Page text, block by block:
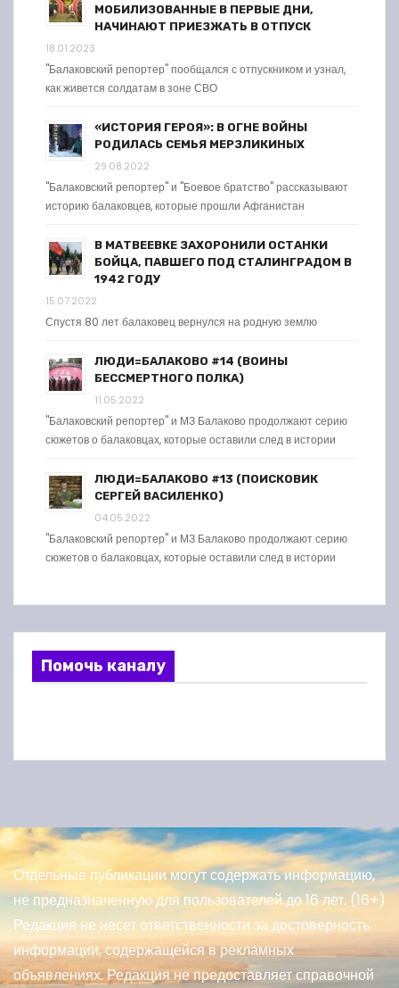
МОБИЛИЗОВАННЫЕ В ПЕРВЫЕ ДНИ,
НАЧИНАЮТ ПРИЕЗЖАТЬ В ОТПУСК
18.01.2023
"Балаковский репортер" пообщался с отпускником и узнал,
как живется солдатам в зоне СВО
«ИСТОРИЯ ГЕРОЯ»: В ОГНЕ ВОЙНЫ
РОДИЛАСЬ СЕМЬЯ МЕРЗЛИКИНЫХ
29.08.2022
"Балаковский репортер" и "Боевое братство" рассказывают
историю балаковцев, которые прошли Афганистан
В МАТВЕЕВКЕ ЗАХОРОНИЛИ ОСТАНКИ
БОЙЦА, ПАВШЕГО ПОД СТАЛИНГРАДОМ В
1942 ГОДУ
15.07.2022
Спустя 80 лет балаковец вернулся на родную землю
ЛЮДИ=БАЛАКОВО #14 (ВОИНЫ
БЕССМЕРТНОГО ПОЛКА)
11.05.2022
"Балаковский репортер" и МЗ Балаково продолжают серию
сюжетов о балаковцах, которые оставили след в истории
ЛЮДИ=БАЛАКОВО #13 (ПОИСКОВИК
СЕРГЕЙ ВАСИЛЕНКО)
04.05.2022
"Балаковский репортер" и МЗ Балаково продолжают серию
сюжетов о балаковцах, которые оставили след в истории
Помочь каналу
Отдельные публикации могут содержать информацию,
не предназначенную для пользователей до 16 лет. (16+)
Редакция не несет ответственности за достоверность
информации, содержащейся в рекламных
объявлениях. Редакция не предоставляет справочной